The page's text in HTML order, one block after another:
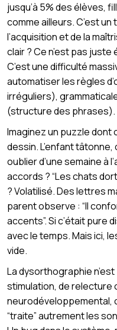
jusqu’à 5% des élèves,
comme ailleurs. C’est
l’acquisition et de la
clair ? Ce n’est pas juste
C’est une difficulté
automatiser les règles
irréguliers),
(structure des phrases).
Imaginez un puzzle dont
dessin. L’enfant
oublier d’une semaine à
accords ? “Les chats
? Volatilisé. Des lettres
parent observe : “Il
accents”. Si c’était pure
avec le temps. Mais ici,
vide.
La dysorthographie
stimulation, de relecture
neurodéveloppemental,
“traite” autrement les